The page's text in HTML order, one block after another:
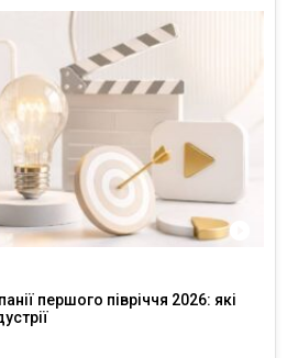
першого півріччя 2026: які